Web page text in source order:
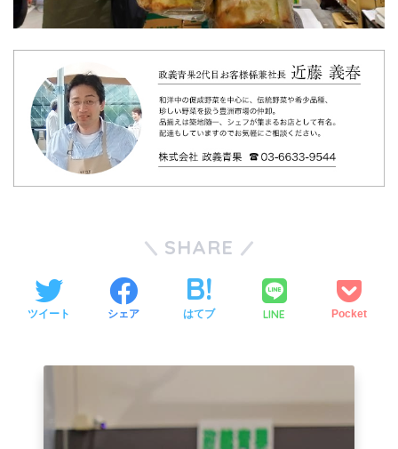
SHARE
ツイート シェア はてブ LINE Pocket